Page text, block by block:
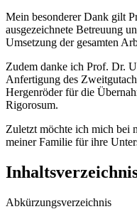
Mein besonderer Dank gilt
ausgezeichnete Betreuung
Umsetzung der gesamten
Zudem danke ich Prof. Dr.
Anfertigung des
Hergenröder für die
Rigorosum.
Zuletzt möchte ich mich bei
meiner Familie für ihre
Abkürzungsverzeichnis